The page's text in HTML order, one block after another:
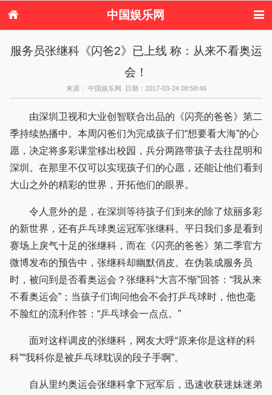
中国娱乐网
电视剧
演唱会 综艺节目
偶像活动
服务员张继科《闪爸2》已上线 称：从来不看奥运
会！
来源： 中国娱乐网 日期：2017-03-24 08:58:46
由深圳卫视和大业创智联合出品的《闪亮的爸爸》第二
季持续热播中。本周闪爸们为完成孩子们“想要看大海”的心
愿，决定将多彩课堂移出校园，兵分两路带孩子去往昆明和
深圳。在那里不仅可以实现孩子们的心愿，还能让他们看到
大山之外的精彩的世界，开拓他们的眼界。
令人意外的是，在深圳等待孩子们到来的除了炫丽多彩
的新世界，还有乒乓球奥运冠军张继科。平日我们多是看到
赛场上戾气十足的张继科，而在《闪亮的爸爸》第二季官方
微博发布的预告中，张继科却幽默俏皮。在伪装成服务员
时，被问到是否看奥运会？张继科“大言不惭”回答：“我从来
不看奥运会”；当孩子们询问他会不会打乒乓球时，他也毫
不脸红的流利作答：“乒乓球会一点点。”
面对这样调皮的张继科，网友大呼“原来你是这样的科
科”“我科你是被乒乓球耽误的段子手啊”。
自从里约奥运会张继科拿下冠军后，迅速收获迷妹迷弟